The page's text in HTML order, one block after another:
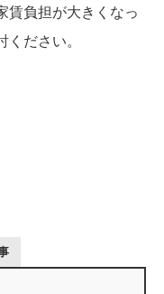
賃負担が大きくなっ
ださい。